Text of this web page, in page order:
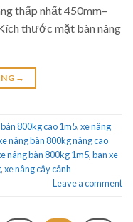
thấp nhất 450mm–
thước mặt bàn nâng
→
800kg cao 1m5,xe nâng
nâng bàn 800kg nâng cao
nâng bàn 800kg 1m5,ban xe
,xe nâng cây cảnh
Leave a comment